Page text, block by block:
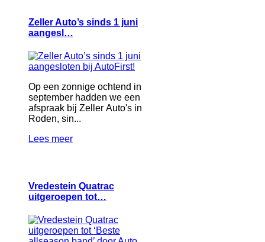
Zeller Auto’s sinds 1 juni
aangesl…
Op een zonnige ochtend in
september hadden we een
afspraak bij Zeller Auto's in
Roden, sin...
Lees meer
Vredestein Quatrac
uitgeroepen tot…